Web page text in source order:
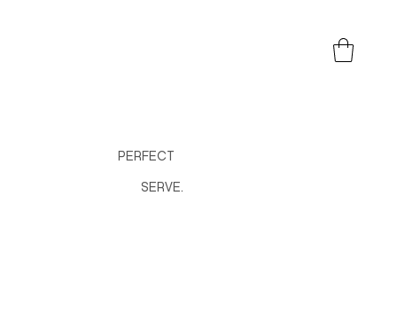
PERFECT
SERVE.